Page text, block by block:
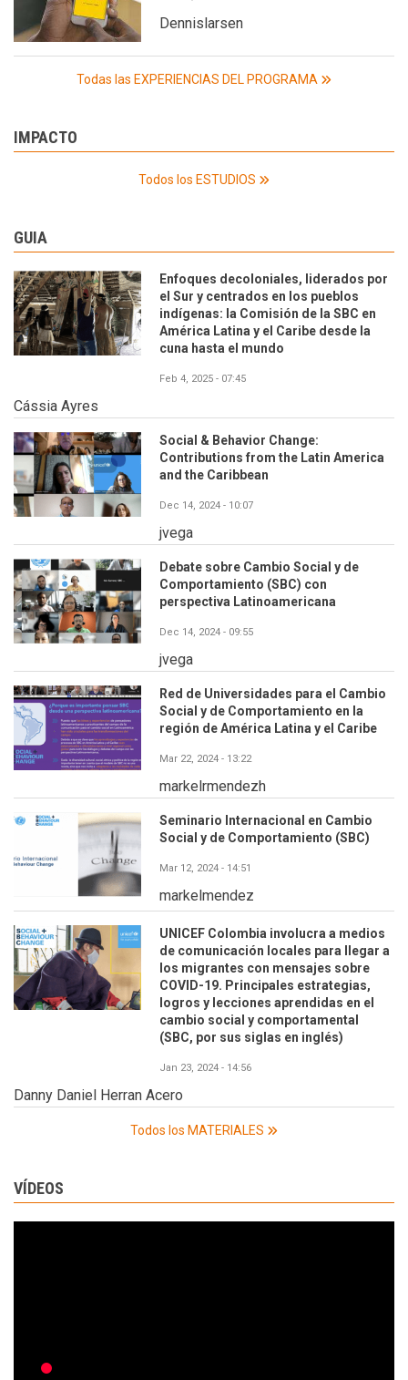
Dennislarsen
Todas las EXPERIENCIAS DEL PROGRAMA
IMPACTO
Todos los ESTUDIOS
GUIA
Enfoques decoloniales, liderados por
el Sur y centrados en los pueblos
indígenas: la Comisión de la SBC en
América Latina y el Caribe desde la
cuna hasta el mundo
Feb 4, 2025 - 07:45
Cássia Ayres
Social & Behavior Change:
Contributions from the Latin America
and the Caribbean
Dec 14, 2024 - 10:07
jvega
Debate sobre Cambio Social y de
Comportamiento (SBC) con
perspectiva Latinoamericana
Dec 14, 2024 - 09:55
jvega
Red de Universidades para el Cambio
Social y de Comportamiento en la
región de América Latina y el Caribe
Mar 22, 2024 - 13:22
markelrmendezh
Seminario Internacional en Cambio
Social y de Comportamiento (SBC)
Mar 12, 2024 - 14:51
markelmendez
UNICEF Colombia involucra a medios
de comunicación locales para llegar a
los migrantes con mensajes sobre
COVID-19. Principales estrategias,
logros y lecciones aprendidas en el
cambio social y comportamental
(SBC, por sus siglas en inglés)
Jan 23, 2024 - 14:56
Danny Daniel Herran Acero
Todos los MATERIALES
VÍDEOS